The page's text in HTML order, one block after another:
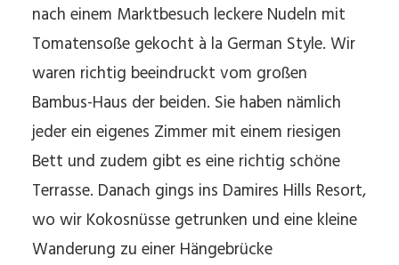
nach einem Marktbesuch leckere Nudeln mit
Tomatensoße gekocht à la German Style. Wir
waren richtig beeindruckt vom großen
Bambus-Haus der beiden. Sie haben nämlich
jeder ein eigenes Zimmer mit einem riesigen
Bett und zudem gibt es eine richtig schöne
Terrasse. Danach gings ins Damires Hills Resort,
wo wir Kokosnüsse getrunken und eine kleine
Wanderung zu einer Hängebrücke